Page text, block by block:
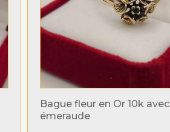
Bague fleur en Or 10k avec
émeraude